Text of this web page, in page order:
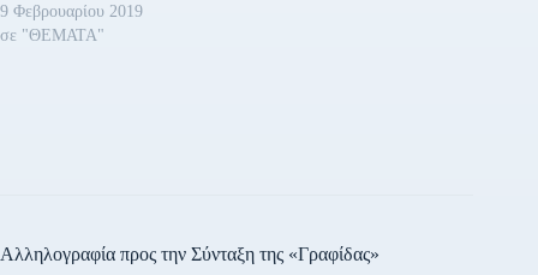
9 Φεβρουαρίου 2019
σε "ΘΕΜΑΤΑ"
Αλληλογραφία προς την Σύνταξη της «Γραφίδας»